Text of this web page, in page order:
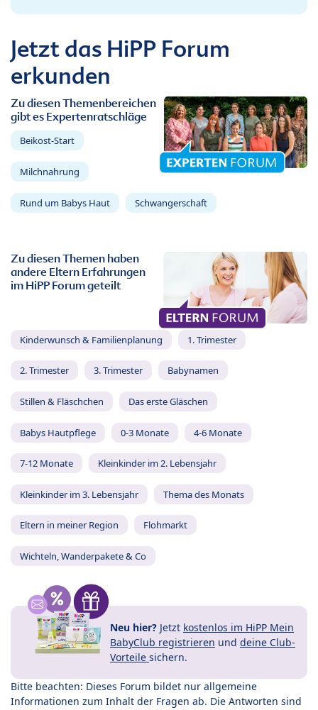
Jetzt das HiPP Forum
erkunden
Zu diesen Themenbereichen
gibt es Expertenratschläge
Beikost-Start
Milchnahrung
Rund um Babys Haut Schwangerschaft
Zu diesen Themen haben
andere Eltern Erfahrungen
im HiPP Forum geteilt
Kinderwunsch & Familienplanung 1. Trimester
2. Trimester 3. Trimester Babynamen
Stillen & Fläschchen Das erste Gläschen
Babys Hautpflege 0-3 Monate 4-6 Monate
7-12 Monate Kleinkinder im 2. Lebensjahr
Kleinkinder im 3. Lebensjahr Thema des Monats
Eltern in meiner Region Flohmarkt
Wichteln, Wanderpakete & Co
Neu hier? Jetzt kostenlos im HiPP Mein
BabyClub registrieren und deine Club-
Vorteile sichern.
Bitte beachten: Dieses Forum bildet nur allgemeine
Informationen zum Inhalt der Fragen ab. Die Antworten sind